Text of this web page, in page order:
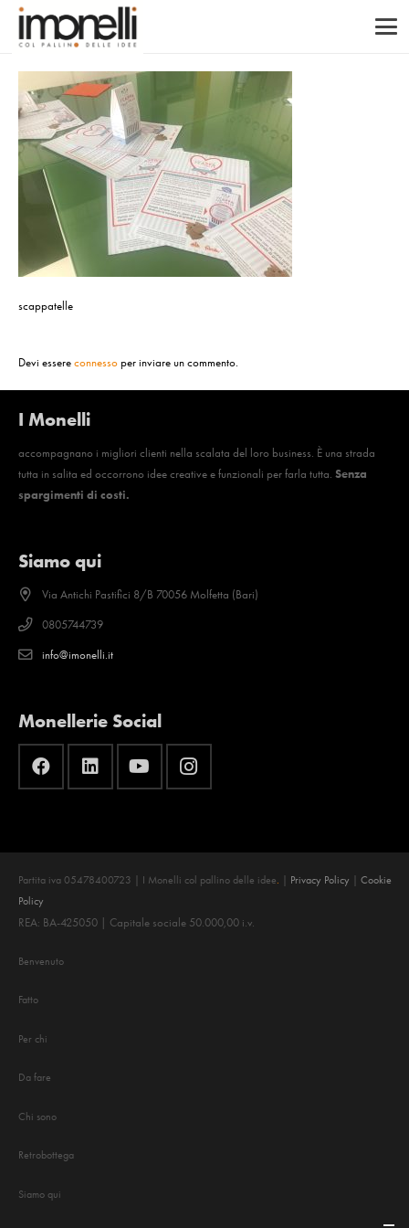
scappatelle
Devi essere connessoper inviare un commento.
I Monelli
accompagnano i migliori clienti nella scalata del loro business. È una strada
tutta in salita ed occorrono idee creative e funzionali per farla tutta. Senza
spargimenti di costi.
Siamo qui
Via Antichi Pastifici 8/B 70056 Molfetta (Bari)
0805744739
info@imonelli.it
Monellerie Social
Partita iva 05478400723 | I Monelli col pallino delle idee. Privacy Policy
Cookie
Policy
REA: BA-425050 | Capitale sociale 50.000,00 i.v.
Benvenuto
Fatto
Per chi
Da fare
Chi sono
Retrobottega
Siamo qui